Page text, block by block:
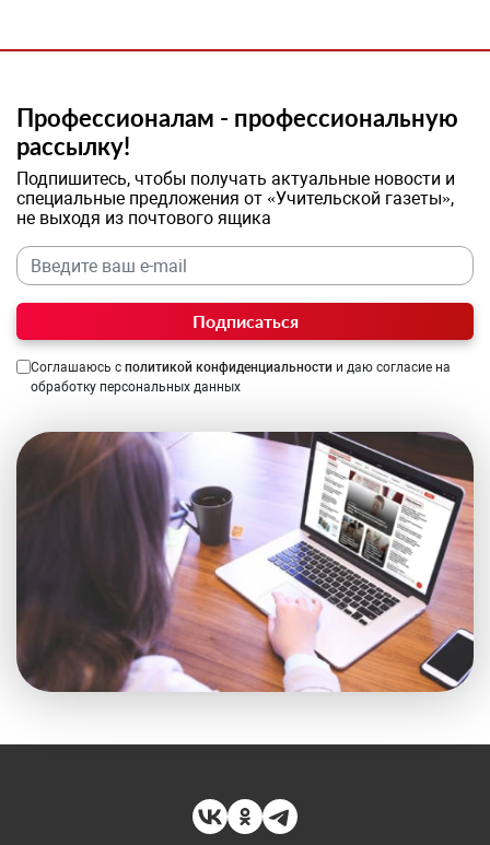
Профессионалам - профессиональную
рассылку!
Подпишитесь, чтобы получать актуальные новости и
специальные предложения от «Учительской газеты»,
не выходя из почтового ящика
Подписаться
Соглашаюсь с политикой конфиденциальности и даю согласие на
обработку персональных данных